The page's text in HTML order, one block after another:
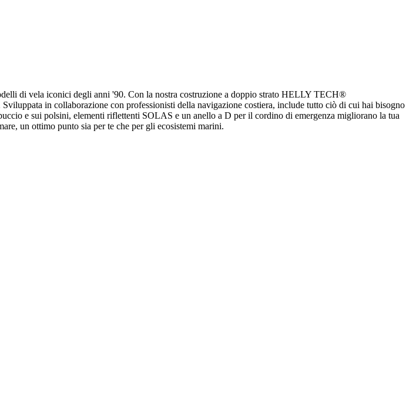
di vela iconici degli anni '90. Con la nostra costruzione a doppio strato HELLY TECH®
in collaborazione con professionisti della navigazione costiera, include tutto ciò di cui hai bisogno
e sui polsini, elementi riflettenti SOLAS e un anello a D per il cordino di emergenza migliorano la tua
un ottimo punto sia per te che per gli ecosistemi marini.